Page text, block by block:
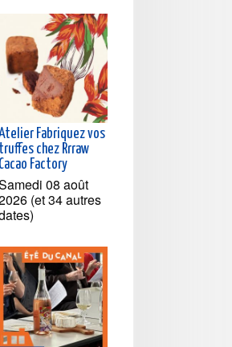
Fabriquez vos
truffes chez Rrraw
Cacao Factory
08 août
(et 34 autres